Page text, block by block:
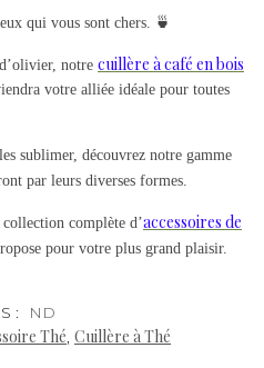
qui vous sont chers. 🍵
notre cuillère à café en bois
votre alliée idéale pour toutes
sublimer, découvrez notre gamme
par leurs diverses formes.
collection complète d’accessoires de
pour votre plus grand plaisir.
:
ND
Thé, Cuillère à Thé